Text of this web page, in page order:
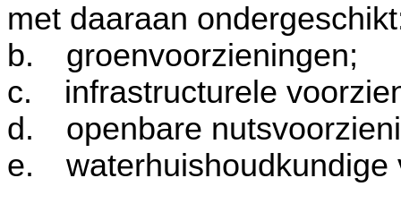
met daaraan
b.
groenvoorzieningen;
c.
infrastructurele
d.
openbare
e.
waterhuishoudkundige